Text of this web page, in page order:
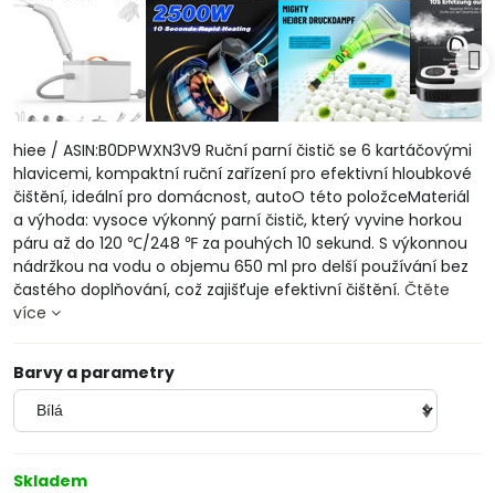
hiee / ASIN:B0DPWXN3V9 Ruční parní čistič se 6 kartáčovými
hlavicemi, kompaktní ruční zařízení pro efektivní hloubkové
čištění, ideální pro domácnost, autoO této položceMateriál
a výhoda: vysoce výkonný parní čistič, který vyvine horkou
páru až do 120 ℃/248 ℉ za pouhých 10 sekund. S výkonnou
nádržkou na vodu o objemu 650 ml pro delší používání bez
častého doplňování, což zajišťuje efektivní čištění. Čtěte
více
Barvy a parametry
Skladem